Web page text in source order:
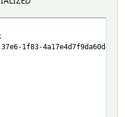
tunein
4a17e4d7f9da60d4